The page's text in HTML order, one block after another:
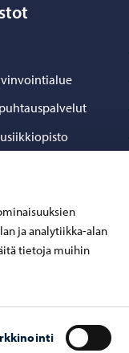
ja analytiikka-alan
tietoja muihin